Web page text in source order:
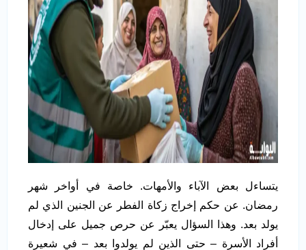
يتساءل بعض الآباء والأمهات. خاصة في أواخر شهر
رمضان. عن حكم إخراج زكاة الفطر عن الجنين الذي لم
يولد بعد. وهذا السؤال يعبّر عن حرص جميل على إدخال
أفراد الأسرة – حتى الذين لم يولدوا بعد – في شعيرة